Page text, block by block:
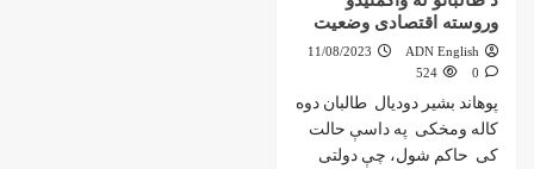
وروسته اقتصادی وضعیت
ADN English
11/08/2023
0
524
پوهاند بشير دوديال طالبان دوه
کاله ومخکی په داسې حالت
کی حاکم شول، چې دولتی